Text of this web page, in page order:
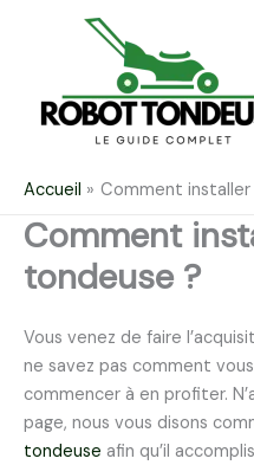
Accueil Comment
Comment
tondeuse ?
Vous venez de faire
ne savez pas comment
commencer à en profiter.
page, nous vous disons
tondeuse afin qu’il